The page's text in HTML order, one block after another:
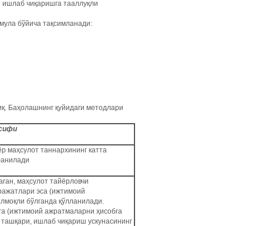
чиқаришга тааллуқли
бўйича тақсимланади:
Баҳолашнинг қуйидаги методлари
таннархининг катта
маҳсулот тайёрловчи
эса (ижтимоий
бўлганда қўлланилади.
(ижтимоий ажратмаларни ҳисобга
ишлаб чиқариш ускунасининг